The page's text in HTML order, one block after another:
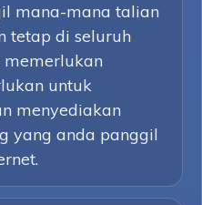
mana-mana talian
tetap di seluruh
memerlukan
untuk
menyediakan
yang anda panggil